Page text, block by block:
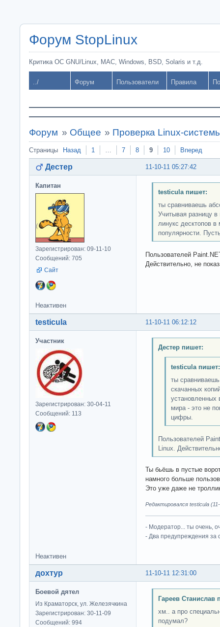
Форум StopLinux
Критика ОС GNU/Linux, MAC, Windows, BSD, Solaris и т.д.
../ Форум Пользователи Правила
Форум » Общее » Проверка Linux-
Страницы Назад 1 … 7 8 9 10 Вперед
11-10-11 05:27:42
Дестер
Капитан
Зарегистрирован: 09-11-10
Сообщений: 705
Сайт
testicula пишет:
ты сравниваешь
Учитывая разницу в
линукс десктопов в
популярности.
Пользователей
Действительно, не
Неактивен
11-10-11 06:12:12
testicula
Участник
Зарегистрирован: 30-04-11
Сообщений: 113
Дестер пишет:
testicula пишет:
ты
скачанных
установленных
мира - это не
цифры.
Пользователей
Linux.
Ты бьёшь в пустые
намного больше
Это уже даже не
Редактировался testicula
- Модератор... ты очень,
- Два предупреждения за
Неактивен
11-10-11 12:31:00
дохтур
Боевой дятел
Из Краматорск, ул. Железячкина
Зарегистрирован: 30-11-09
Сообщений: 994
Гареев Станислав
хм.. а про
подумал?